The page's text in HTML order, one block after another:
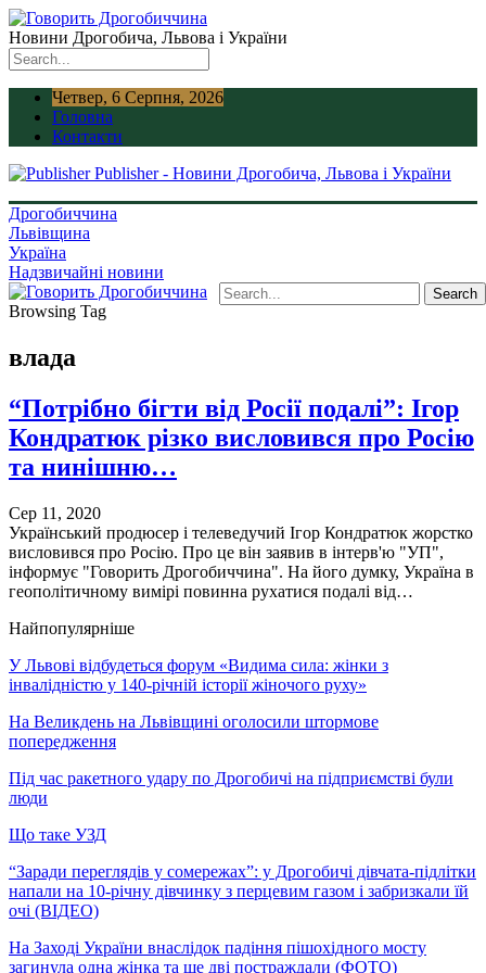
Новини Дрогобича, Львова і України
Четвер, 6 Серпня, 2026
Головна
Контакти
Publisher - Новини Дрогобича, Львова і України
Дрогобиччина
Львівщина
Україна
Надзвичайні новини
Browsing Tag
влада
“Потрібно бігти від Росії подалі”: Ігор
Кондратюк різко висловився про Росію
та нинішню…
Сер 11, 2020
Український продюсер і телеведучий Ігор Кондратюк жорстко
висловився про Росію. Про це він заявив в інтерв'ю "УП",
інформує "Говорить Дрогобиччина". На його думку, Україна в
геополітичному вимірі повинна рухатися подалі від…
Найпопулярніше
У Львові відбудеться форум «Видима сила: жінки з
інвалідністю у 140-річній історії жіночого руху»
На Великдень на Львівщині оголосили штормове
попередження
Під час ракетного удару по Дрогобичі на підприємстві були
люди
Що таке УЗД
“Заради переглядів у сомережах”: у Дрогобичі дівчата-підлітки
напали на 10-річну дівчинку з перцевим газом і забризкали їй
очі (ВІДЕО)
На Заході України внаслідок падіння пішохідного мосту
загинула одна жінка та ще дві постраждали (ФОТО)